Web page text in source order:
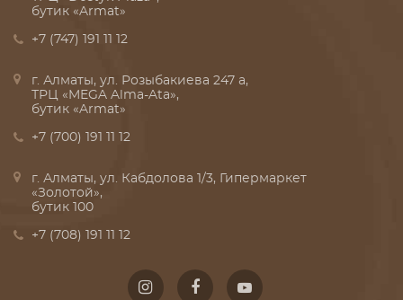
бутик «Armat»
+7 (747) 191 11 12
г. Алматы, ул. Розыбакиева 247 а,
ТРЦ «MEGA Alma-Ata»,
бутик «Armat»
+7 (700) 191 11 12
г. Алматы, ул. Кабдолова 1/3, Гипермаркет
«Золотой»,
бутик 100
+7 (708) 191 11 12